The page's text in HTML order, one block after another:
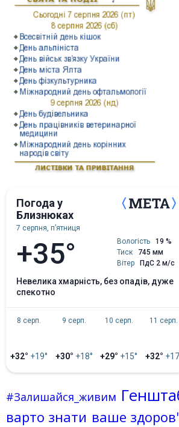
Погода у
Близнюках
7 серпня, пʼятниця
+35° Вологість
19 %
Тиск
745 мм
Вітер
ПдС 2 м/с
невелика хмарність, без опадів, дуже
спекотно
8 серп.
+32° +19°
9 серп.
+30° +18°
10 серп.
+29° +15°
11 серп.
+32°
#Залишайся_живим
варто знати ваше